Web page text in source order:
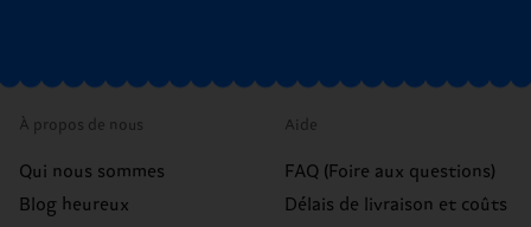
À propos de nous
Qui nous sommes
Blog heureux
Aide
FAQ (Foire aux questions)
Délais de livraison et coûts